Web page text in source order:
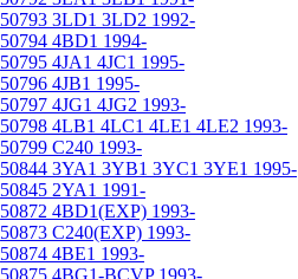
50793 3LD1 3LD2 1992-
50794 4BD1 1994-
50795 4JA1 4JC1 1995-
50796 4JB1 1995-
50797 4JG1 4JG2 1993-
50798 4LB1 4LC1 4LE1 4LE2 1993-
50799 C240 1993-
50844 3YA1 3YB1 3YC1 3YE1 1995-
50845 2YA1 1991-
50872 4BD1(EXP) 1993-
50873 C240(EXP) 1993-
50874 4BE1 1993-
50875 4BG1-BCVP 1993-